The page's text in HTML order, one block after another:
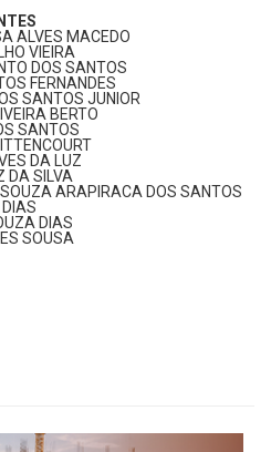
ALVES MACEDO
VIEIRA
DOS SANTOS
FERNANDES
SANTOS JUNIOR
BERTO
SANTOS
DA LUZ
DA SILVA
ARAPIRACA DOS SANTOS
DIAS
SOUSA